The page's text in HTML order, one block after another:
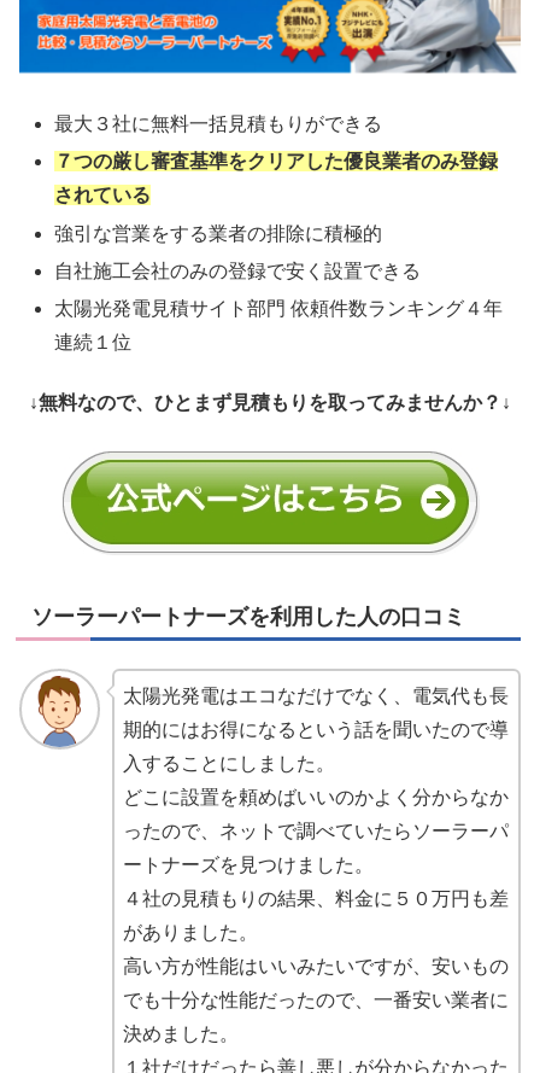
最大３社に無料一括見積もりができる
７つの厳し審査基準をクリアした優良業者のみ登録
されている
強引な営業をする業者の排除に積極的
自社施工会社のみの登録で安く設置できる
太陽光発電見積サイト部門 依頼件数ランキング４年
連続１位
↓無料なので、ひとまず見積もりを取ってみませんか？↓
ソーラーパートナーズを利用した人の口コミ
太陽光発電はエコなだけでなく、電気代も長
期的にはお得になるという話を聞いたので導
入することにしました。
どこに設置を頼めばいいのかよく分からなか
ったので、ネットで調べていたらソーラーパ
ートナーズを見つけました。
４社の見積もりの結果、料金に５０万円も差
がありました。
高い方が性能はいいみたいですが、安いもの
でも十分な性能だったので、一番安い業者に
決めました。
１社だけだったら善し悪しが分からなかった